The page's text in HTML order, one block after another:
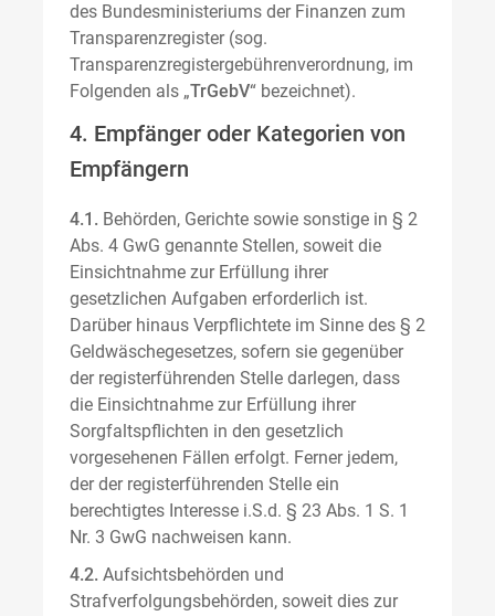
des Bundesministeriums der Finanzen zum
Transparenzregister (sog.
Transparenzregistergebührenverordnung, im
Folgenden als „TrGebV“ bezeichnet).
4. Empfänger oder Kategorien von
Empfängern
4.1. Behörden, Gerichte sowie sonstige in § 2
Abs. 4 GwG genannte Stellen, soweit die
Einsichtnahme zur Erfüllung ihrer
gesetzlichen Aufgaben erforderlich ist.
Darüber hinaus Verpflichtete im Sinne des § 2
Geldwäschegesetzes, sofern sie gegenüber
der registerführenden Stelle darlegen, dass
die Einsichtnahme zur Erfüllung ihrer
Sorgfaltspflichten in den gesetzlich
vorgesehenen Fällen erfolgt. Ferner jedem,
der der registerführenden Stelle ein
berechtigtes Interesse i.S.d. § 23 Abs. 1 S. 1
Nr. 3 GwG nachweisen kann.
4.2. Aufsichtsbehörden und
Strafverfolgungsbehörden, soweit dies zur